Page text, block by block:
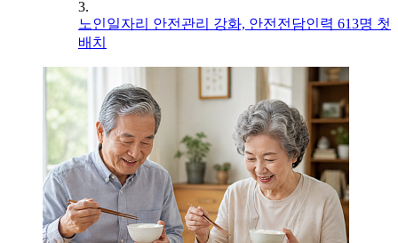
3.
노인일자리 안전관리 강화, 안전전담인력 613명 첫
배치